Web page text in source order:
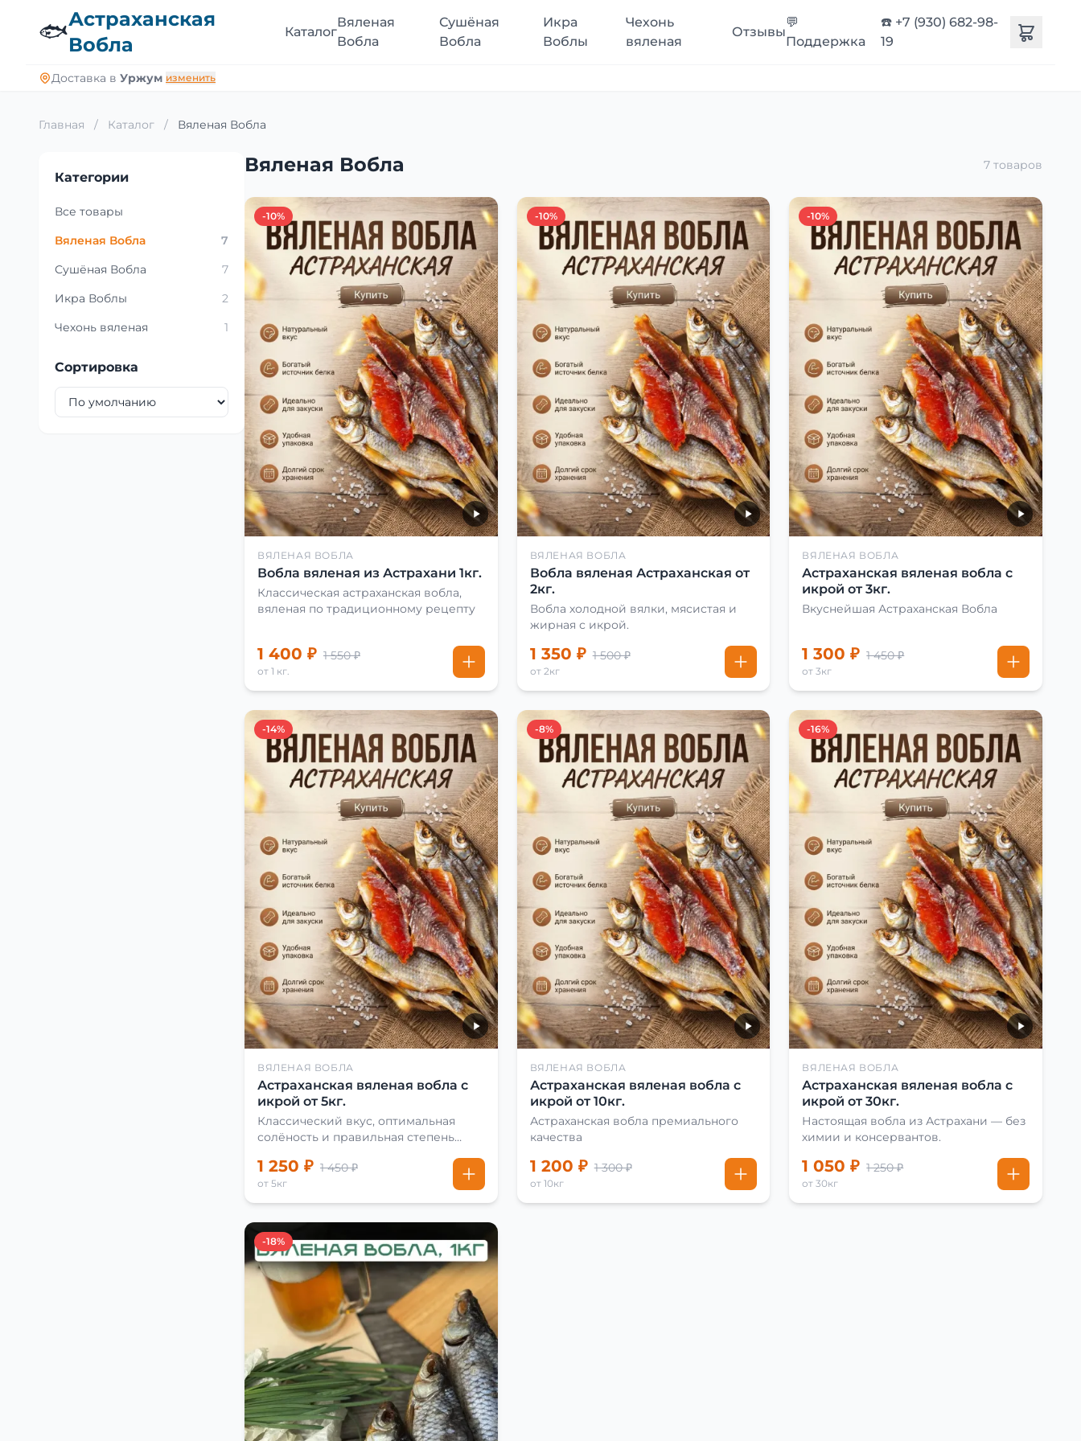
🐟Астраханская
Вобла
Каталог
Вяленая
Вобла
Сушёная
Вобла
Икра
Воблы
Чехонь
вяленая
Отзывы
💬
Поддержка
☎️ +7 (930) 682-98-
19
Доставка в Уржум изменить
Главная / Каталог / Вяленая Вобла
Категории
Все товары
Вяленая Вобла
7
Сушёная Вобла
7
Икра Воблы
2
Чехонь вяленая
1
Сортировка
Вяленая Вобла 7 товаров
-10%
ВЯЛЕНАЯ ВОБЛА
Вобла вяленая из Астрахани 1кг.
Классическая астраханская вобла,
вяленая по традиционному рецепту
1 400 ₽ 1 550 ₽
от 1 кг.
-10%
ВЯЛЕНАЯ ВОБЛА
Вобла вяленая Астраханская от
2кг.
Вобла холодной вялки, мясистая и
жирная с икрой.
1 350 ₽ 1 500 ₽
от 2кг
-10%
ВЯЛЕНАЯ ВОБЛА
Астраханская вяленая вобла с
икрой от 3кг.
Вкуснейшая Астраханская Вобла
1 300 ₽ 1 450 ₽
от 3кг
-14%
ВЯЛЕНАЯ ВОБЛА
Астраханская вяленая вобла с
икрой от 5кг.
Классический вкус, оптимальная
солёность и правильная степень
1 250 ₽ 1 450 ₽
от 5кг
-8%
ВЯЛЕНАЯ ВОБЛА
Астраханская вяленая вобла с
икрой от 10кг.
Астраханская вобла премиального
качества
1 200 ₽ 1 300 ₽
от 10кг
-16%
ВЯЛЕНАЯ ВОБЛА
Астраханская вяленая вобла с
икрой от 30кг.
Настоящая вобла из Астрахани — без
химии и консервантов.
1 050 ₽ 1 250 ₽
от 30кг
-18%